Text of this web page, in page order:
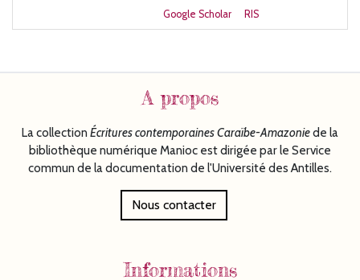
Google Scholar RIS
A propos
La collection Écriturescontemporaines Caraïbe-Amazoniede la
bibliothèque numérique Manioc est dirigée par le Service
commun de la documentation de l'Université des Antilles.
Nous contacter
Informations